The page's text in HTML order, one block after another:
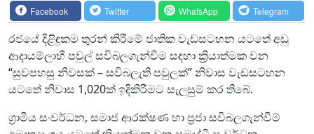
Facebook Twitter WhatsApp Telegram
රජයේ දිළිඳුකම තුරන් කිරීමේ ජාතික වැඩසටහන යටතේ අඩු
ආදායම්ලාභී පවුල් සවිබලගැන්වීම සඳහා ක්‍රියාත්මක වන
“සුවපහසු නිවසක් – සවිබලැති පවුලක්” නිවාස වැඩසටහන
යටතේ නිවාස 1,020ක් ඉදිකිරීමට සැලසුම් කර තිබේ.
ග්‍රාමීය සංවර්ධන, සමාජ ආරක්ෂණ හා ප්‍රජා සවිබලගැන්වීම්